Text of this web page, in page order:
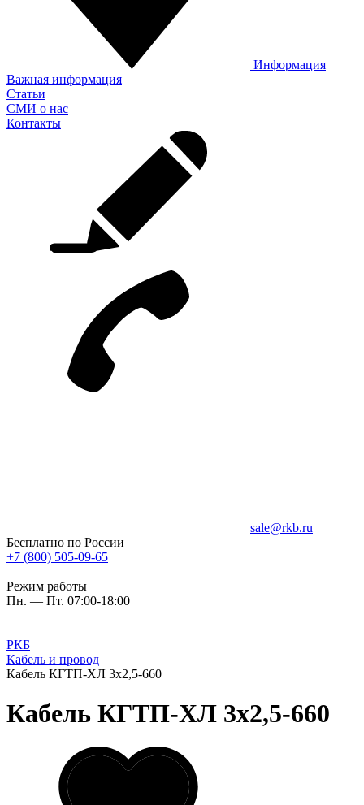
Информация
Важная информация
Статьи
СМИ о нас
Контакты
sale@rkb.ru
Бесплатно по России
+7 (800) 505-09-65
Режим работы
Пн. — Пт. 07:00-18:00
РКБ
Кабель и провод
Кабель КГТП-ХЛ 3х2,5-660
Кабель КГТП-ХЛ 3х2,5-660